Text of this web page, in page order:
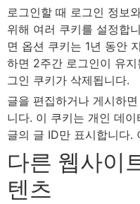
로그인할 때 로그인 정보
위해 여러 쿠키를 설정합
면 옵션 쿠키는 1년 동안
하면 2주간 로그인이 유
그인 쿠키가 삭제됩니다.
글을 편집하거나 게시하
니다. 이 쿠키는 개인 데
글의 글 ID만 표시합니다.
다른 웹사이
텐츠